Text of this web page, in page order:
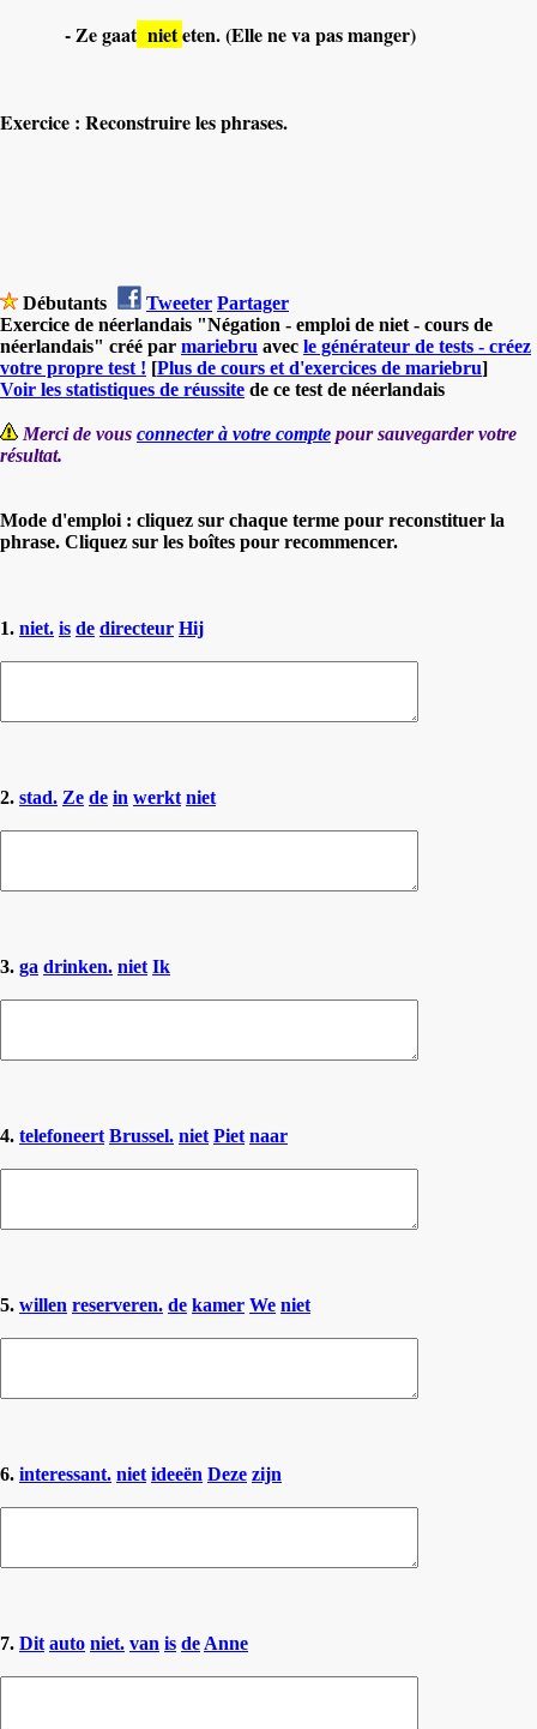
- Ze gaat nieteten. (Elle ne va pas manger)
Exercice : Reconstruire les phrases.
Débutants Tweeter Partager
Exercice de néerlandais "Négation - emploi de niet - cours de
néerlandais" créé par mariebru avec le générateur de tests - créez
votre propre test ! [Plus de cours et d'exercices de mariebru]
Voir les statistiques de réussite de ce test de néerlandais
Merci de vous connecter à votre compte pour sauvegarder votre
résultat.
Mode d'emploi : cliquez sur chaque terme pour reconstituer la
phrase. Cliquez sur les boîtes pour recommencer.
1. niet. is de directeur Hij
2. stad. Ze de in werkt niet
3. ga drinken. niet Ik
4. telefoneert Brussel. niet Piet naar
5. willen reserveren. de kamer We niet
6. interessant. niet ideeën Deze zijn
7. Dit auto niet. van is de Anne